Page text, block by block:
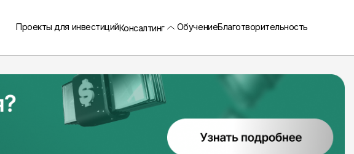
Проекты для инвестицийКонсалтинг ОбучениеБлаготворительность